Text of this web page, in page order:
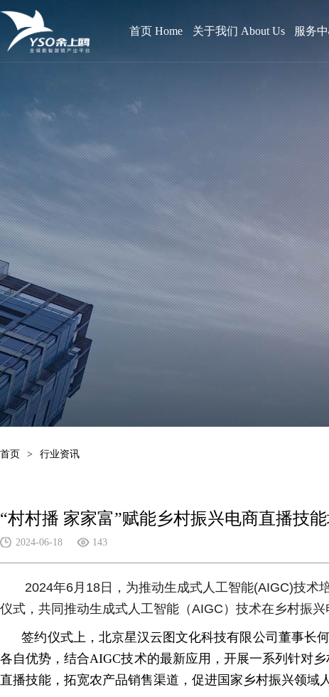
首页 Home 关于我们 About Us 服务
首页 > 行业资讯
“村村播 家家富”赋能乡村振兴电商直播技
2024-06-18 143
2024年6月18日，为推动生成式人工智能(AIGC)技术培
仪式，共同推动生成式人工智能（AIGC）技术在乡村振
签约仪式上，北京星汉云图文化科技有限公司董事长
各自优势，结合AIGC技术的最新应用，开展一系列针对
直播技能，拓宽农产品销售渠道，促进国家乡村振兴领域